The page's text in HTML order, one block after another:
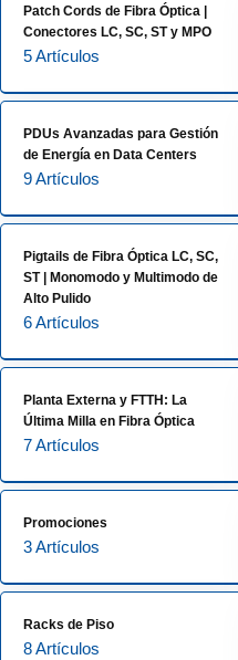
Patch Cords de Fibra Óptica |
Conectores LC, SC, ST y MPO
5 Artículos
PDUs Avanzadas para Gestión
de Energía en Data Centers
9 Artículos
Pigtails de Fibra Óptica LC, SC,
ST | Monomodo y Multimodo de
Alto Pulido
6 Artículos
Planta Externa y FTTH: La
Última Milla en Fibra Óptica
7 Artículos
Promociones
3 Artículos
Racks de Piso
8 Artículos